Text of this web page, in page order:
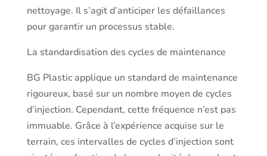
nettoyage. Il s’agit d’anticiper les défaillances
pour garantir un processus stable.
La standardisation des cycles de maintenance
BG Plastic applique un standard de maintenance
rigoureux, basé sur un nombre moyen de cycles
d’injection. Cependant, cette fréquence n’est pas
immuable. Grâce à l’expérience acquise sur le
terrain, ces intervalles de cycles d’injection sont